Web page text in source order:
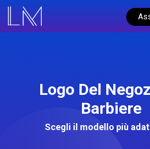
Logo Del
Barbiere
Scegli il modello più